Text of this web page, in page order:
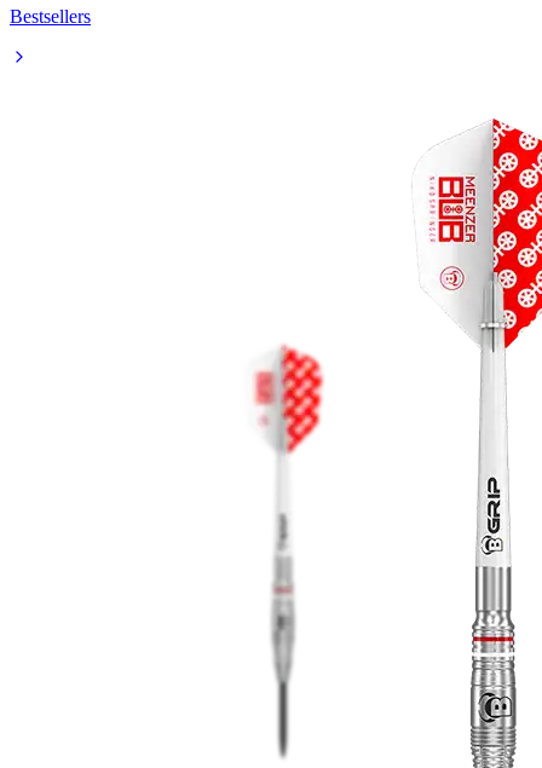
Bestsellers